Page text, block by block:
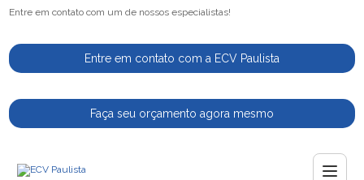
Entre em contato com um de nossos especialistas!
Entre em contato com a ECV Paulista
Faça seu orçamento agora mesmo